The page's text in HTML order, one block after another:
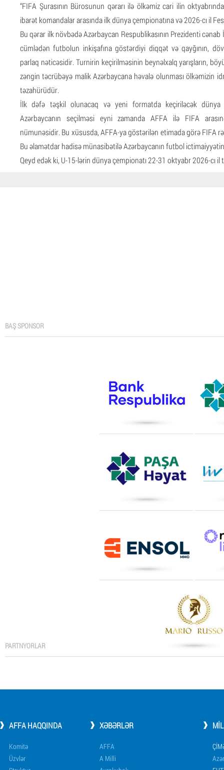
“FIFA Şurasının Bürosunun qərarı ilə ölkəmiz cari ilin
ibarət komandalar arasında ilk dünya çempionatına və 2026-cı il
Bu qərar ilk növbədə Azərbaycan Respublikasının Prezidenti
cümlədən futbolun inkişafına göstərdiyi diqqət və qayğının,
parlaq nəticəsidir. Turnirin keçirilməsinin beynəlxalq yarışların,
zəngin təcrübəyə malik Azərbaycana həvalə olunması ölkəmizin
təzahürüdür.
İlk dəfə təşkil olunacaq və yeni formatda keçiriləcək dünya
Azərbaycanın seçilməsi eyni zamanda AFFA ilə FIFA
nümunəsidir. Bu xüsusda, AFFA-ya göstərilən etimada görə FIFA
Bu əlamətdar hadisə münasibətilə Azərbaycanın futbol
Qeyd edək ki, U-15-lərin dünya çempionatı 22-31 oktyabr 2026-cı
BAŞ SPONSOR
PARTNYORLAR
AFFA HAQQINDA
Komitə
Üzvlər
XƏBƏRLƏR
AFFA
A Milli